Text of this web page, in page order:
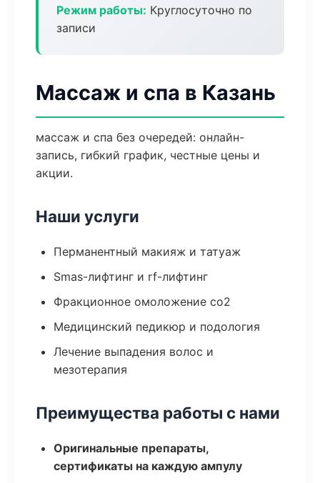
Режим работы: Круглосуточно по
записи
Массаж и спа в Казань
массаж и спа без очередей: онлайн-
запись, гибкий график, честные цены и
акции.
Наши услуги
Перманентный макияж и татуаж
Smas-лифтинг и rf-лифтинг
Фракционное омоложение co2
Медицинский педикюр и подология
Лечение выпадения волос и
мезотерапия
Преимущества работы с нами
Оригинальные препараты,
сертификаты на каждую ампулу